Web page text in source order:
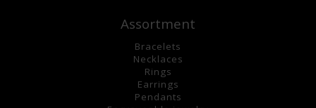
Assortment
Bracelets
Necklaces
Rings
Earrings
Pendants